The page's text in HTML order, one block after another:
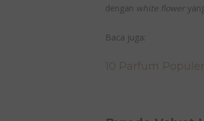
dengan white flower
Baca juga:
10 Parfum